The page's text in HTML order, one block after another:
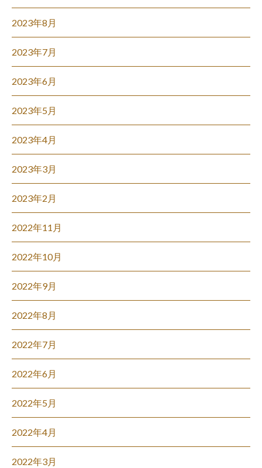
2023年8月
2023年7月
2023年6月
2023年5月
2023年4月
2023年3月
2023年2月
2022年11月
2022年10月
2022年9月
2022年8月
2022年7月
2022年6月
2022年5月
2022年4月
2022年3月